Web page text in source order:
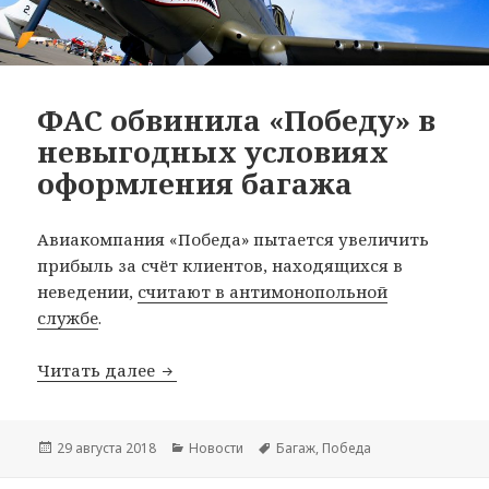
ФАС обвинила «Победу» в
невыгодных условиях
оформления багажа
Авиакомпания «Победа» пытается увеличить
прибыль за счёт клиентов, находящихся в
неведении, считают в антимонопольной
службе.
Читать далее ФАС обвинила «Победу» в
Опубликовано
29 августа 2018 Рубрики
Новости Метки
Багаж, Победа